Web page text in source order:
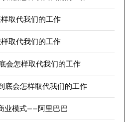
取代我们的工作
取代我们的工作
会怎样取代我们的工作
底会怎样取代我们的工作
业模式——阿里巴巴